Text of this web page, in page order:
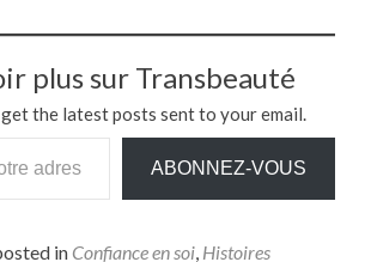
plus sur Transbeauté
the latest posts sent to your email.
ABONNEZ-VOUS
in Confiance en soi Histoires